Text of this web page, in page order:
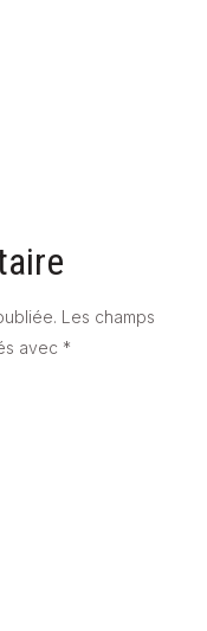
Les champs
avec *